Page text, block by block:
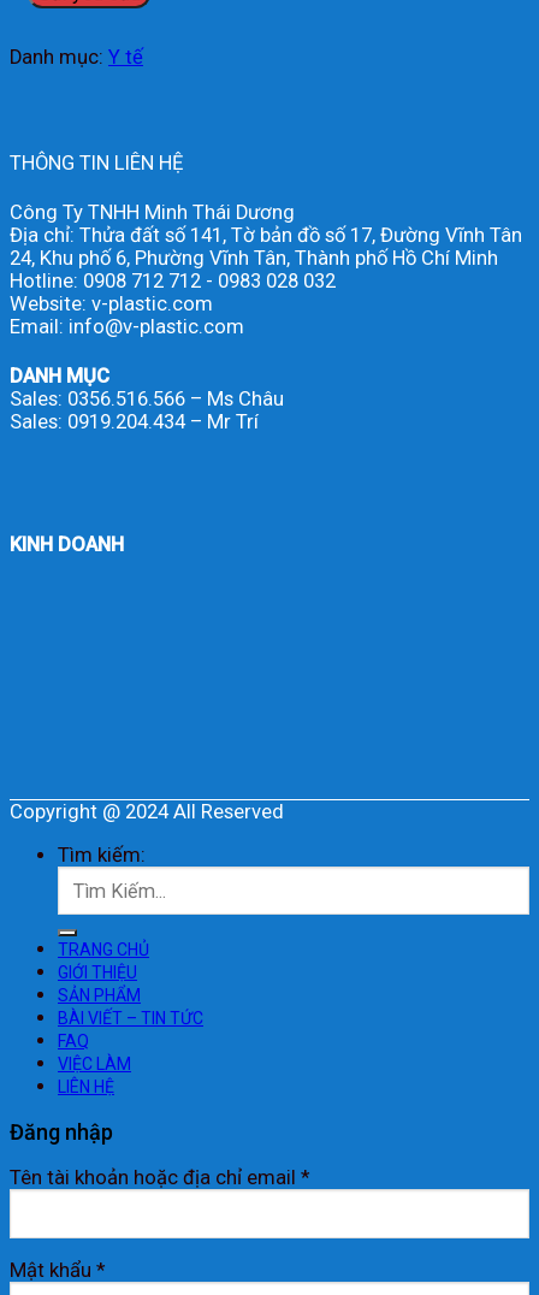
Danh mục: Y tế
THÔNG TIN LIÊN HỆ
Công Ty TNHH Minh Thái Dương
Địa chỉ: Thửa đất số 141, Tờ bản đồ số 17, Đường Vĩnh Tân
24, Khu phố 6, Phường Vĩnh Tân, Thành phố Hồ Chí Minh
Hotline: 0908 712 712 - 0983 028 032
Website: v-plastic.com
Email: info@v-plastic.com
DANH MỤC
Sales: 0356.516.566 – Ms Châu
Sales: 0919.204.434 – Mr Trí
KINH DOANH
Copyright @ 2024 All Reserved
Tìm kiếm:
TRANG CHỦ
GIỚI THIỆU
SẢN PHẨM
BÀI VIẾT – TIN TỨC
FAQ
VIỆC LÀM
LIÊN HỆ
Đăng nhập
Tên tài khoản hoặc địa chỉ email *
Mật khẩu *